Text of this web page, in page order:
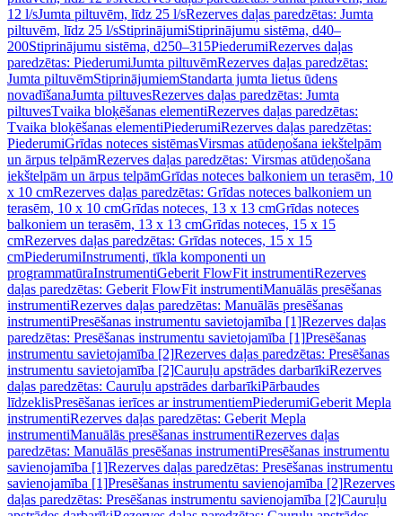
12 l/sJumta piltuvēm, līdz 25 l/sRezerves daļas paredzētas: Jumta
piltuvēm, līdz 25 l/sStiprinājumiStiprinājumu sistēma, d40–
200Stiprinājumu sistēma, d250–315PiederumiRezerves daļas
paredzētas: PiederumiJumta piltuvēmRezerves daļas paredzētas:
Jumta piltuvēmStiprinājumiemStandarta jumta lietus ūdens
novadīšanaJumta piltuvesRezerves daļas paredzētas: Jumta
piltuvesTvaika bloķēšanas elementiRezerves daļas paredzētas:
Tvaika bloķēšanas elementiPiederumiRezerves daļas paredzētas:
PiederumiGrīdas noteces sistēmasVirsmas atūdeņošana iekštelpām
un ārpus telpāmRezerves daļas paredzētas: Virsmas atūdeņošana
iekštelpām un ārpus telpāmGrīdas noteces balkoniem un terasēm, 10
x 10 cmRezerves daļas paredzētas: Grīdas noteces balkoniem un
terasēm, 10 x 10 cmGrīdas noteces, 13 x 13 cmGrīdas noteces
balkoniem un terasēm, 13 x 13 cmGrīdas noteces, 15 x 15
cmRezerves daļas paredzētas: Grīdas noteces, 15 x 15
cmPiederumiInstrumenti, tīkla komponenti un
programmatūraInstrumentiGeberit FlowFit instrumentiRezerves
daļas paredzētas: Geberit FlowFit instrumentiManuālās presēšanas
instrumentiRezerves daļas paredzētas: Manuālās presēšanas
instrumentiPresēšanas instrumentu savietojamība [1]Rezerves daļas
paredzētas: Presēšanas instrumentu savietojamība [1]Presēšanas
instrumentu savietojamība [2]Rezerves daļas paredzētas: Presēšanas
instrumentu savietojamība [2]Cauruļu apstrādes darbarīkiRezerves
daļas paredzētas: Cauruļu apstrādes darbarīkiPārbaudes
līdzeklisPresēšanas ierīces ar instrumentiemPiederumiGeberit Mepla
instrumentiRezerves daļas paredzētas: Geberit Mepla
instrumentiManuālās presēšanas instrumentiRezerves daļas
paredzētas: Manuālās presēšanas instrumentiPresēšanas instrumentu
savienojamība [1]Rezerves daļas paredzētas: Presēšanas instrumentu
savienojamība [1]Presēšanas instrumentu savienojamība [2]Rezerves
daļas paredzētas: Presēšanas instrumentu savienojamība [2]Cauruļu